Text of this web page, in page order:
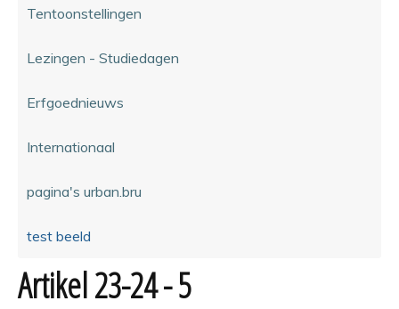
Tentoonstellingen
Lezingen - Studiedagen
Erfgoednieuws
Internationaal
pagina's urban.bru
test beeld
Artikel 23-24 - 5